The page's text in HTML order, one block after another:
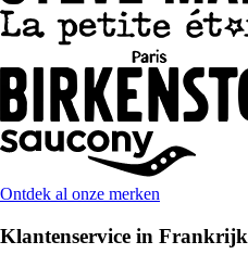
Ontdek al onze merken
Klantenservice in Frankrijk